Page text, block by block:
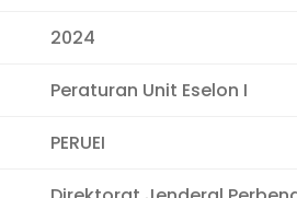
2024
Peraturan Unit Eselon I
PERUEI